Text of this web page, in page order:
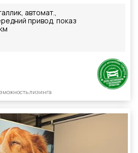
автомат.,
привод, показ
лизинга